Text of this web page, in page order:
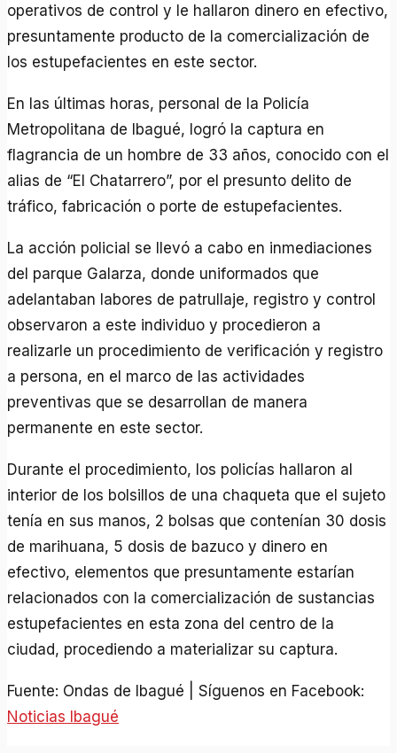
operativos de control y le hallaron dinero en efectivo,
presuntamente producto de la comercialización de
los estupefacientes en este sector.
En las últimas horas, personal de la Policía
Metropolitana de Ibagué, logró la captura en
flagrancia de un hombre de 33 años, conocido con el
alias de “El Chatarrero”, por el presunto delito de
tráfico, fabricación o porte de estupefacientes.
La acción policial se llevó a cabo en inmediaciones
del parque Galarza, donde uniformados que
adelantaban labores de patrullaje, registro y control
observaron a este individuo y procedieron a
realizarle un procedimiento de verificación y registro
a persona, en el marco de las actividades
preventivas que se desarrollan de manera
permanente en este sector.
Durante el procedimiento, los policías hallaron al
interior de los bolsillos de una chaqueta que el sujeto
tenía en sus manos, 2 bolsas que contenían 30 dosis
de marihuana, 5 dosis de bazuco y dinero en
efectivo, elementos que presuntamente estarían
relacionados con la comercialización de sustancias
estupefacientes en esta zona del centro de la
ciudad, procediendo a materializar su captura.
Fuente: Ondas de Ibagué | Síguenos en Facebook:
Noticias Ibagué